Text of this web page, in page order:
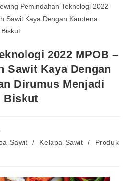
2022 MPOB –
Sawit Kaya Dengan
Dirumus Menjadi
Biskut
Sawit / Kelapa Sawit /
Produk